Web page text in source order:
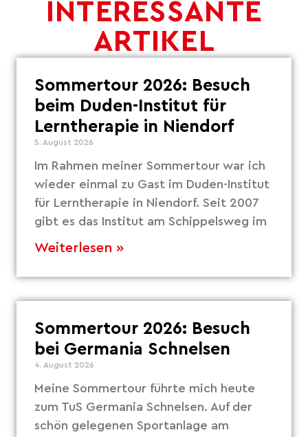
INTERESSANTE
ARTIKEL
Sommertour 2026: Besuch
beim Duden-Institut für
Lerntherapie in Niendorf
5. August 2026
Im Rahmen meiner Sommertour war ich
wieder einmal zu Gast im Duden-Institut
für Lerntherapie in Niendorf. Seit 2007
gibt es das Institut am Schippelsweg im
Weiterlesen »
Sommertour 2026: Besuch
bei Germania Schnelsen
4. August 2026
Meine Sommertour führte mich heute
zum TuS Germania Schnelsen. Auf der
schön gelegenen Sportanlage am